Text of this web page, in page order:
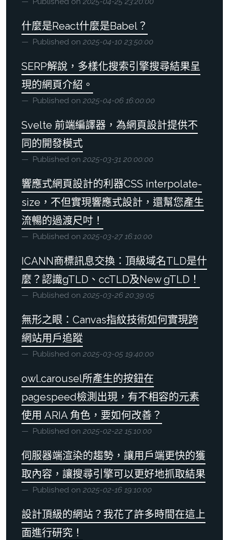
什麼是React什麼是Babel？
Published on 2025-04-10 23:50:00
SERP解說，多樣化搜索引擎搜尋結果呈
現的網頁介紹。
Published on 2025-04-06 16:00:00
Svelte 前端編譯器，為網頁設計提供不
同的開發模式
Published on 2025-03-31 20:00:00
響應式網頁設計的利器CSS interpolate-
size，不但實現響應式設計，還幫您產生
流暢的過渡尺吋！
Published on 2025-03-27 16:10:00
ICANN商標訊息交換：頂級域名TLD是什
麼？認識gTLD、ccTLD及New gTLD！
Published on 2025-03-26 20:39:05
無形之眼：Canvas指紋技術如何實現跨
網站用戶追蹤
Published on 2025-03-05 19:40:00
owl.carousel所產生的按鈕在
pagespeed檢測出現，有不相容的元素
使用 ARIA 角色，要如何改善？
Published on 2025-02-22 15:10:00
伺服器端渲染的趨勢，讓用戶端更快的獲
取內容，讓搜尋引擎可以更好地抓取結果
Published on 2025-02-16 19:10:00
設計頂級的網站？我花了許多時間在這上
面進行研究！